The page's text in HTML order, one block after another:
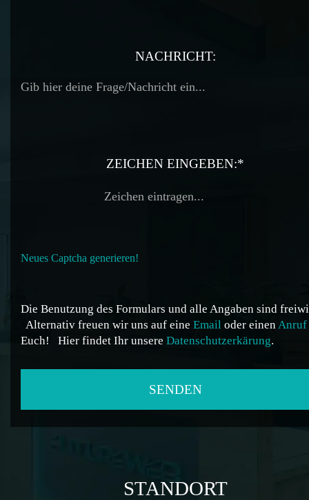
NACHRICHT:
ZEICHEN EINGEBEN:*
Neues Captcha generieren!
Die Benutzung des Formulars und alle Angaben sind
Alternativ freuen wir uns auf eine Email oder einen Anruf
Euch!
Hier findet Ihr unsere Datenschutzerkärung.
STANDORT